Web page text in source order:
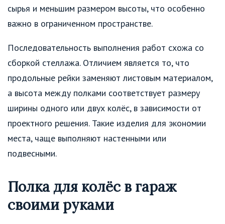
сырья и меньшим размером высоты, что особенно
важно в ограниченном пространстве.
Последовательность выполнения работ схожа со
сборкой стеллажа. Отличием является то, что
продольные рейки заменяют листовым материалом,
а высота между полками соответствует размеру
ширины одного или двух колёс, в зависимости от
проектного решения. Такие изделия для экономии
места, чаще выполняют настенными или
подвесными.
Полка для колёс в гараж
своими руками